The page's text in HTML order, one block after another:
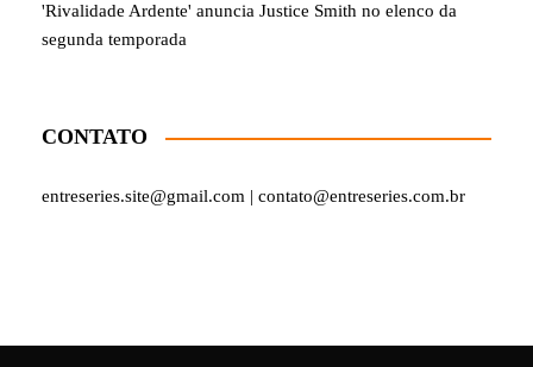
'Rivalidade Ardente' anuncia Justice Smith no elenco da
segunda temporada
CONTATO
entreseries.site@gmail.com | contato@entreseries.com.br